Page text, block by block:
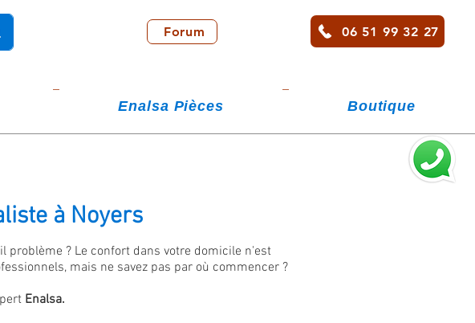
Forum 06 51 99 32 27
Enalsa Pièces Boutique
à Noyers
problème ? Le confort dans votre domicile n'est
mais ne savez pas par où commencer ?
Enalsa.